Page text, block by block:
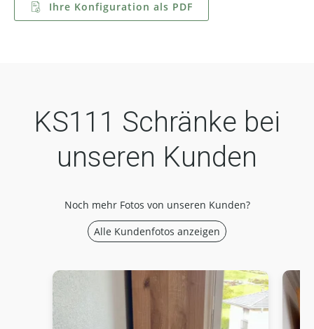
Ihre Konfiguration als PDF
KS111 Schränke bei
unseren Kunden
Noch mehr Fotos von unseren Kunden?
Alle Kundenfotos anzeigen